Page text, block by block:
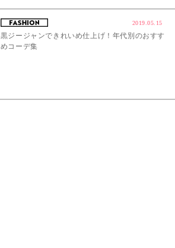
2019.05.15
黒ジージャンできれいめ仕上げ！年代別のおすす
めコーデ集